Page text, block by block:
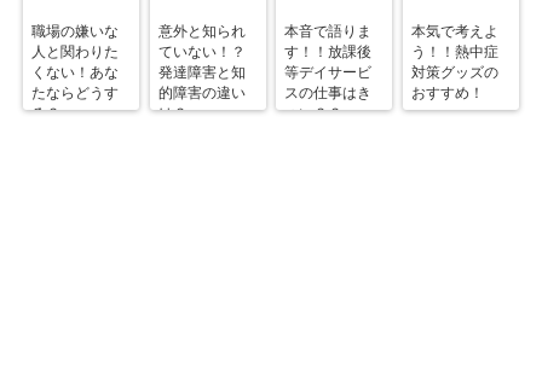
職場の嫌いな
人と関わりた
くない！あな
たならどうす
る？
意外と知られ
ていない！？
発達障害と知
的障害の違い
は？
本音で語りま
す！！放課後
等デイサービ
スの仕事はき
つい？？
本気で考えよ
う！！熱中症
対策グッズの
おすすめ！